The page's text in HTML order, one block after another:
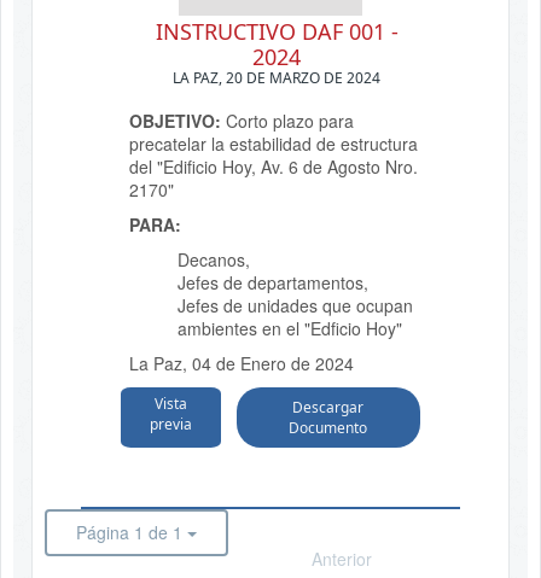
INSTRUCTIVO DAF 001 -
2024
LA PAZ, 20 DE MARZO DE 2024
OBJETIVO: Corto plazo para
precatelar la estabilidad de estructura
del "Edificio Hoy, Av. 6 de Agosto Nro.
2170"
PARA:
Decanos,
Jefes de departamentos,
Jefes de unidades que ocupan
ambientes en el "Edficio Hoy"
La Paz, 04 de Enero de 2024
Vista
previa
Descargar
Documento
Página 1 de 1
Anterior